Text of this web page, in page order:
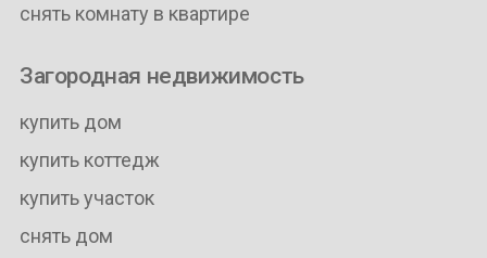
снять комнату в квартире
Загородная недвижимость
купить дом
купить коттедж
купить участок
снять дом